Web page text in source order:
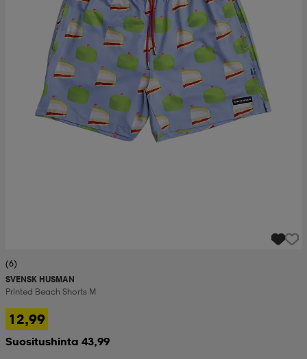
(6)
SVENSK HUSMAN
Printed Beach Shorts M
12,99
Suositushinta 43,99